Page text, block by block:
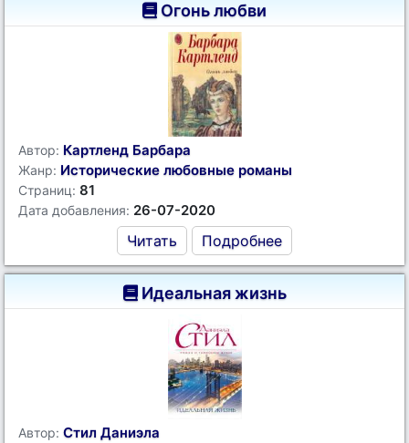
Огонь любви
Автор: Картленд Барбара
Жанр: Исторические любовные романы
Страниц: 81
Дата добавления: 26-07-2020
Читать Подробнее
Идеальная жизнь
Автор: Стил Даниэла